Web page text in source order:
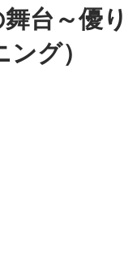
台～優
グ）